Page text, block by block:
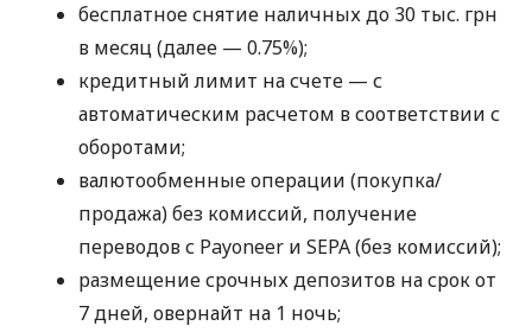
бесплатное снятие наличных до 30 тыс. грн
в месяц (далее — 0.75%);
кредитный лимит на счете — с
автоматическим расчетом в соответствии с
оборотами;
валютообменные операции (покупка/
продажа) без комиссий, получение
переводов с Payoneer и SEPA (без комиссий);
размещение срочных депозитов на срок от
7 дней, овернайт на 1 ночь;